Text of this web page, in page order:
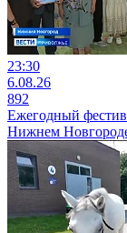
23:30
6.08.26
892
Ежегодный
Нижнем